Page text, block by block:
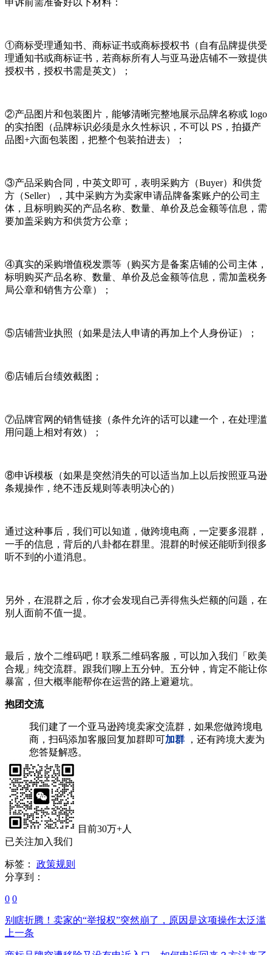
①商标受理通知书、商标证书或商标授权书（自有品牌提供受
理通知书或商标证书，若商标所有人与亚马逊店铺不一致提供
授权书，授权书需是英文）；
②产品图片和包装图片，能够清晰完整地展示品牌名称或 logo
的实拍图（品牌标识必须是永久性标识，不可以 PS，拍摄产
品图+六面包装图，把整个包装拍进去）；
③产品采购合同，中英文即可，表明采购方（Buyer）和供货
方（Seller），其中采购方为卖家申请品牌备案账户的公司主
体，且标明购买的产品名称、数量、单价及总金额等信息，需
要加盖采购方和供货方公章；
④真实的采购增值税发票等（购买方是备案店铺的公司主体，
标明购买产品名称、数量、单价及总金额等信息，需加盖税务
局公章和销售方公章）；
⑤店铺营业执照（如果是法人申请的再加上个人身份证）；
⑥店铺后台绩效截图；
⑦品牌官网的销售链接（条件允许的话可以建一个，在处理滥
用问题上相对有效）；
⑧申诉模板（如果是突然消失的可以适当加上以后按照亚马逊
条规操作，绝不违反规则等表明决心的）
通过这种事后，我们可以知道，做跨境电商，一定要多混群，
一手的信息，背后的八卦都在群里。混群的时候还能听到很多
听不到的小道消息。
另外，在混群之后，你才会发现自己弄得焦头烂额的问题，在
别人面前不值一提。
最后，放个二维码吧！联系二维码客服，可以加入我们「欧美
合规」纯交流群。跟我们聊上五分钟。五分钟，肯定不能让你
暴富，但大概率能帮你在运营的路上避避坑。
抱团交流
我们建了一个亚马逊跨境卖家交流群，如果您做跨境电
商，扫码添加客服回复加群即可加群
，还有跨境大麦为
您答疑解惑。
目前30万+人
已关注加入我们
标签：
政策规则
分享到：
0 0
别瞎折腾！卖家的“举报权”突然崩了，原因是这项操作太泛滥
上一条